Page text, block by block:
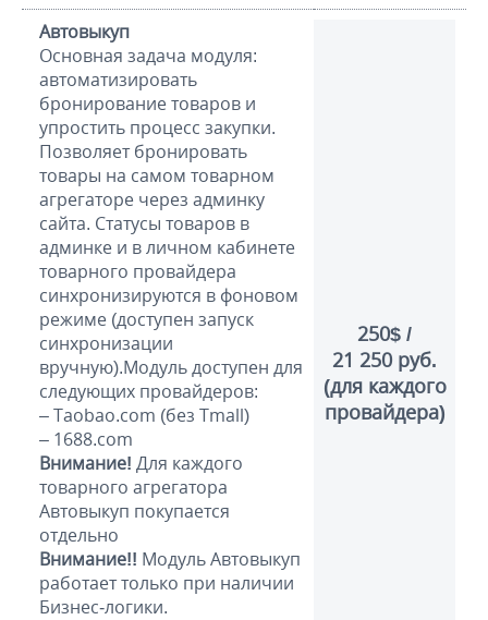
Автовыкуп
Основная задача модуля:
автоматизировать
бронирование товаров и
упростить процесс закупки.
Позволяет бронировать
товары на самом товарном
агрегаторе через админку
сайта. Cтатусы товаров в
админке и в личном кабинете
товарного провайдера
синхронизируются в фоновом
режиме (доступен запуск
синхронизации
вручную).Модуль доступен для
следующих провайдеров:
– Taobao.com (без Tmall)
– 1688.com
Внимание! Для каждого
товарного агрегатора
Автовыкуп покупается
отдельно
Внимание!! Модуль Автовыкуп
работает только при наличии
Бизнес-логики.
250$ /
21 250 руб.
(для каждого
провайдера)